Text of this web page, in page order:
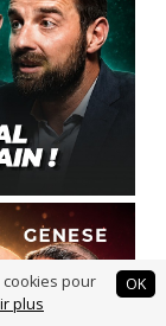
cookies pour
plus
OK